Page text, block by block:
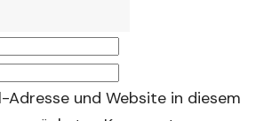
Adresse und Website in diesem